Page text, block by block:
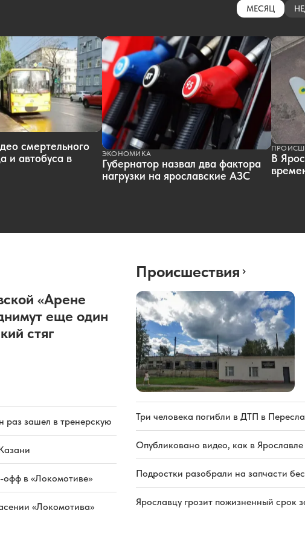
МЕСЯЦ
смертельного
и автобуса в
ЭКОНОМИКА
Губернатор назвал два фактора
нагрузки на ярославские АЗС
В
«Арене
еще один
стяг
раз зашел в тренерскую
офф в «Локомотиве»
«Локомотива»
Происшествия
Три человека погибли в ДТП в
Опубликовано видео, как в
Подростки разобрали на запчасти
Ярославцу грозит пожизненный срок